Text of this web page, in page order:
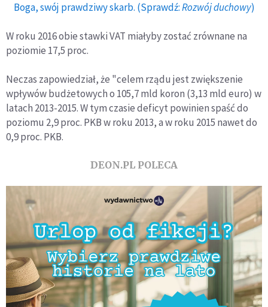
Boga, swój prawdziwy skarb. (Sprawdź:Rozwój duchowy)
W roku 2016 obie stawki VAT miałyby zostać zrównane na
poziomie 17,5 proc.
Neczas zapowiedział, że "celem rządu jest zwiększenie
wpływów budżetowych o 105,7 mld koron (3,13 mld euro) w
latach 2013-2015. W tym czasie deficyt powinien spaść do
poziomu 2,9 proc. PKB w roku 2013, a w roku 2015 nawet do
0,9 proc. PKB.
DEON.PL POLECA